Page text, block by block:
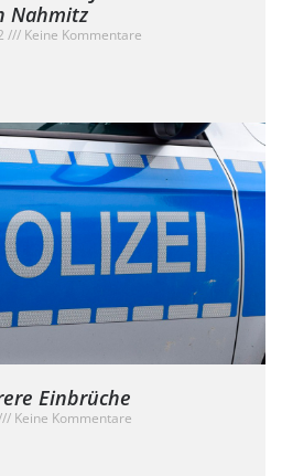
Nahmitz
Keine Kommentare
Einbrüche
Keine Kommentare